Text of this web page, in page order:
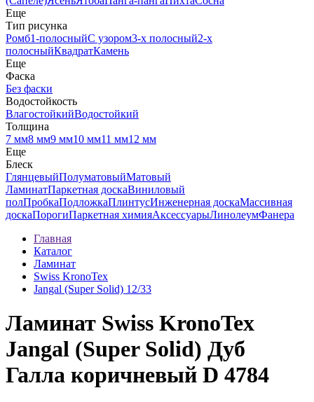
Еще
Тип рисунка
Ромб1-полосныйС узором3-х полосный2-х
полосныйКвадратКамень
Еще
Фаска
Без фаски
Водостойкость
ВлагостойкийВодостойкий
Толщина
7 мм8 мм9 мм10 мм11 мм12 мм
Еще
Блеск
ГлянцевыйПолуматовыйМатовый
ЛаминатПаркетная доскаВиниловый
полПробкаПодложкаПлинтусИнженерная доскаМассивная
доскаПорогиПаркетная химияАксессуарыЛинолеумФанера
Главная
Каталог
Ламинат
Swiss KronoTex
Jangal (Super Solid) 12/33
Ламинат Swiss KronoTex
Jangal (Super Solid) Дуб
Галла коричневый D 4784